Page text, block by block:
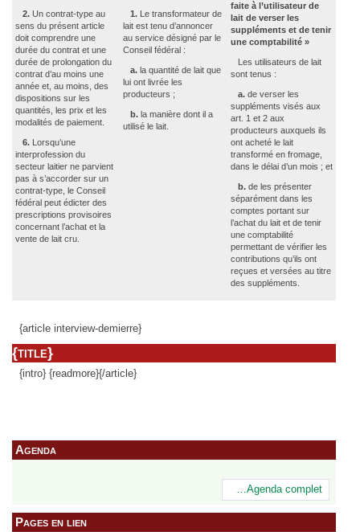
2. Un contrat-type au
sens du présent article
doit comprendre une
durée du contrat et une
durée de prolongation du
contrat d’au moins une
année et, au moins, des
dispositions sur les
quantités, les prix et les
modalités de paiement.
6. Lorsqu’une
interprofession du
secteur laitier ne parvient
pas à s’accorder sur un
contrat-type, le Conseil
fédéral peut édicter des
prescriptions provisoires
concernant l’achat et la
vente de lait cru.
1. Le transformateur de
lait est tenu d’annoncer
au service désigné par le
Conseil fédéral :
a. la quantité de lait que
lui ont livrée les
producteurs ;
b. la manière dont il a
utilisé le lait.
faite à l’utilisateur de
lait de verser les
suppléments et de tenir
une comptabilité »
Les utilisateurs de lait
sont tenus :
a. de verser les
suppléments visés aux
art. 1 et 2 aux
producteurs auxquels ils
ont acheté le lait
transformé en fromage,
dans le délai d’un mois ; et
b. de les présenter
séparément dans les
comptes portant sur
l’achat du lait et de tenir
une comptabilité
permettant de vérifier les
contributions qu’ils ont
reçues et versées au titre
des suppléments.
{article interview-demierre}
{title}
{intro} {readmore}{/article}
Agenda
…Agenda complet
Pages en lien